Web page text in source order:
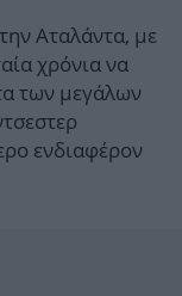
Αταλάντα, με
χρόνια να
των μεγάλων
ενδιαφέρον